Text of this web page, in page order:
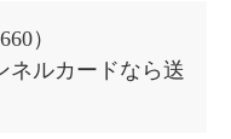
）
ネルカードなら送